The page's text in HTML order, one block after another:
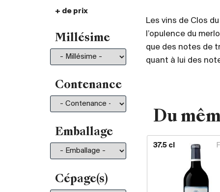
De 30.- à 35.-
De 50.- à 75.-
De 75.- à 100.-
130
De 150.- à 200.-
Plus de 200.-
210
+ de prix
Millésime
Contenance
Emballage
Cépage(s)
Les vins de Clos
l’opulence du
que des notes de
quant à lui des
Du
37.5 cl